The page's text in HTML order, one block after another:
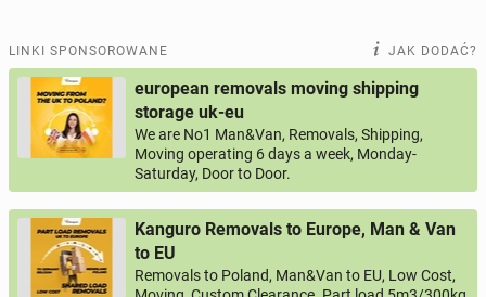
LINKI SPONSOROWANE JAK DODAĆ?
european removals moving shipping
storage uk-eu
We are No1 Man&Van, Removals, Shipping,
Moving operating 6 days a week, Monday-
Saturday, Door to Door.
Kanguro Removals to Europe, Man & Van
to EU
Removals to Poland, Man&Van to EU, Low Cost,